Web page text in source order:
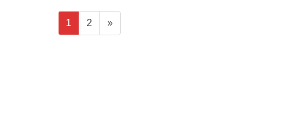
固
定
1
固
定
2 »